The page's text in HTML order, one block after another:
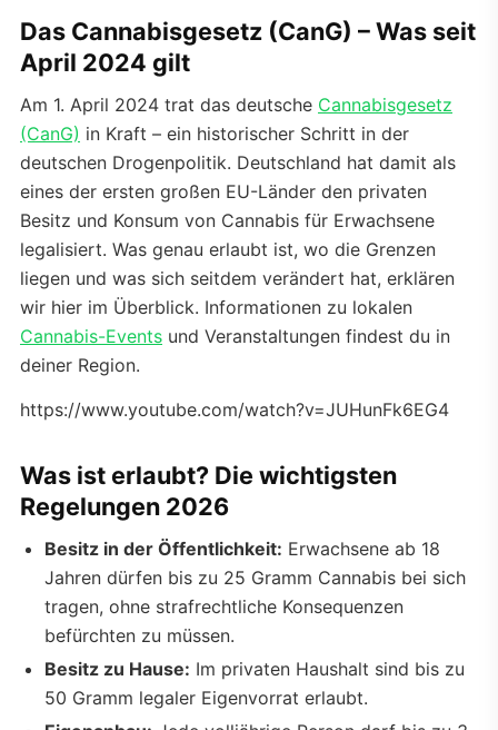
Das Cannabisgesetz (CanG) – Was seit
April 2024 gilt
Am 1. April 2024 trat das deutsche Cannabisgesetz
(CanG) in Kraft – ein historischer Schritt in der
deutschen Drogenpolitik. Deutschland hat damit als
eines der ersten großen EU-Länder den privaten
Besitz und Konsum von Cannabis für Erwachsene
legalisiert. Was genau erlaubt ist, wo die Grenzen
liegen und was sich seitdem verändert hat, erklären
wir hier im Überblick. Informationen zu lokalen
Cannabis-Events und Veranstaltungen findest du in
deiner Region.
https://www.youtube.com/watch?v=JUHunFk6EG4
Was ist erlaubt? Die wichtigsten
Regelungen 2026
Besitz in der Öffentlichkeit: Erwachsene ab 18
Jahren dürfen bis zu 25 Gramm Cannabis bei sich
tragen, ohne strafrechtliche Konsequenzen
befürchten zu müssen.
Besitz zu Hause: Im privaten Haushalt sind bis zu
50 Gramm legaler Eigenvorrat erlaubt.